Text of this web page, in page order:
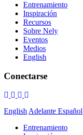
Entrenamiento
Inspiración
Recursos
Sobre Nely
Eventos
Medios
English
Conectarse
English Adelante Español
Entrenamiento